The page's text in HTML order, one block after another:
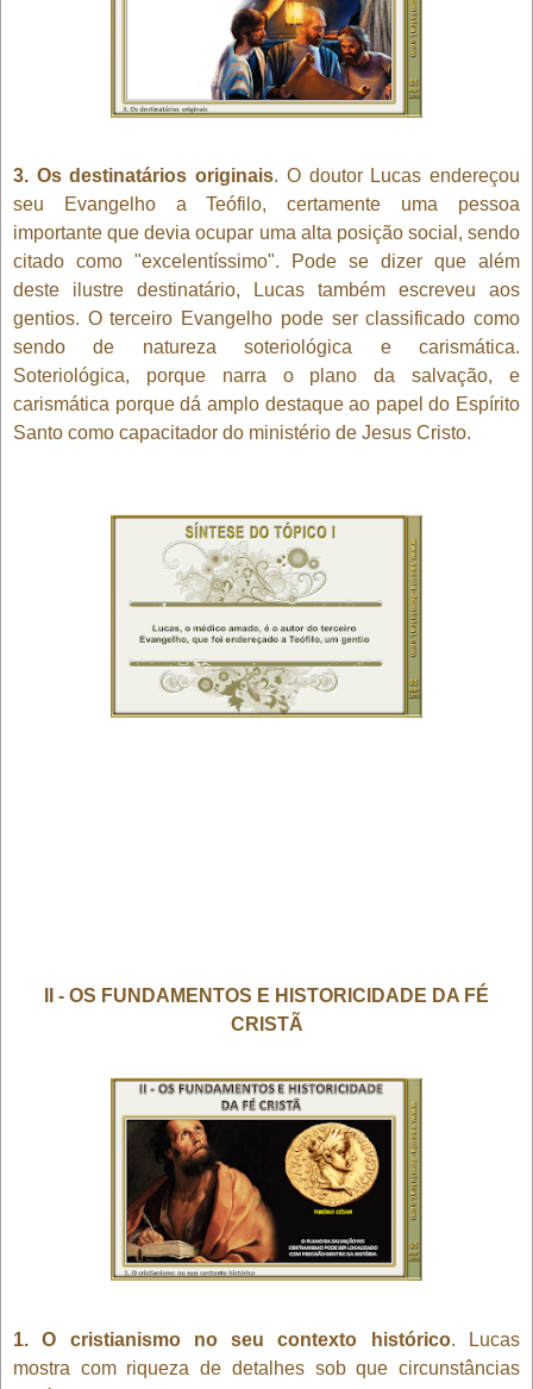
3. Os destinatários originais. O doutor Lucas endereçou
seu Evangelho a Teófilo, certamente uma pessoa
importante que devia ocupar uma alta posição social, sendo
citado como "excelentíssimo". Pode se dizer que além
deste ilustre destinatário, Lucas também escreveu aos
gentios. O terceiro Evangelho pode ser classificado como
sendo de natureza soteriológica e carismática.
Soteriológica, porque narra o plano da salvação, e
carismática porque dá amplo destaque ao papel do Espírito
Santo como capacitador do ministério de Jesus Cristo.
II - OS FUNDAMENTOS E HISTORICIDADE DA FÉ
CRISTÃ
1. O cristianismo no seu contexto histórico. Lucas
mostra com riqueza de detalhes sob que circunstâncias